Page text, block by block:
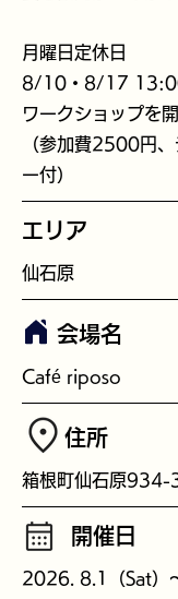
月曜日定休日
8/10・8/17
ワークショップを
（参加費2500円
ー付）
エリア
仙石原
会場名
Café riposo
​住所
箱根町仙石原934-
開催日
2026. 8.1（Sat）